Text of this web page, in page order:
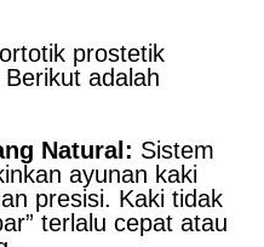
prostetik
adalah
Natural: Sistem
ayunan kaki
presisi. Kaki tidak
terlalu cepat atau